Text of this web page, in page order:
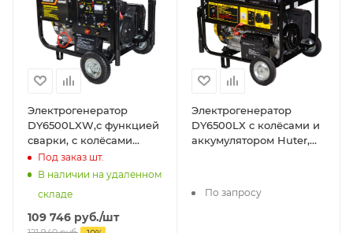
Электрогенератор
DY6500LXW,с функцией
сварки, с колёсами
Huter, 64/1/18
Под заказ шт.
В наличии на удаленном
складе
109 746 руб./шт
Электрогенератор
DY6500LX с колёсами и
аккумулятором Huter,
По запросу